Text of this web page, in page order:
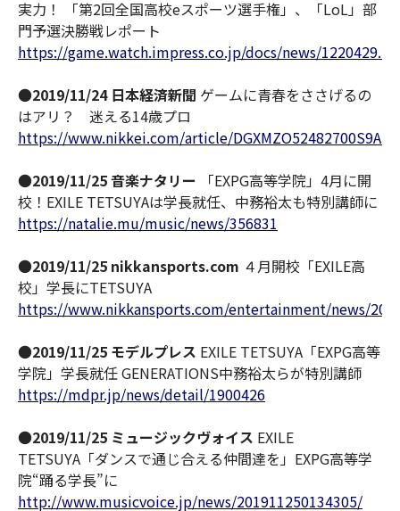
実力！ 「第2回全国高校eスポーツ選手権」、「LoL」部
門予選決勝戦レポート
https://game.watch.impress.co.jp/docs/news/
●2019/11/24 日本経済新聞 ゲームに青春をささげるの
はアリ？ 迷える14歳プロ
https://www.nikkei.com/article/
●2019/11/25 音楽ナタリー 「EXPG高等学院」4月に開
校！EXILE TETSUYAは学長就任、中務裕太も特別講師に
https://natalie.mu/music/news/356831
●2019/11/25 nikkansports.com ４月開校「EXILE高
校」学長にTETSUYA
https://www.nikkansports.com/entertainment/news/
●2019/11/25 モデルプレス EXILE TETSUYA「EXPG高等
学院」学長就任 GENERATIONS中務裕太らが特別講師
https://mdpr.jp/news/detail/1900426
●2019/11/25 ミュージックヴォイス EXILE
TETSUYA「ダンスで通じ合える仲間達を」EXPG高等学
院“踊る学長”に
http://www.musicvoice.jp/news/201911250134305/